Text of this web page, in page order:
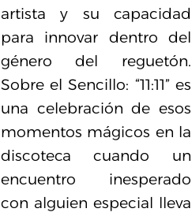
artista y su capacidad
para innovar dentro del
género del reguetón.
Sobre el Sencillo: “11:11” es
una celebración de esos
momentos mágicos en la
discoteca cuando un
encuentro inesperado
con alguien especial lleva